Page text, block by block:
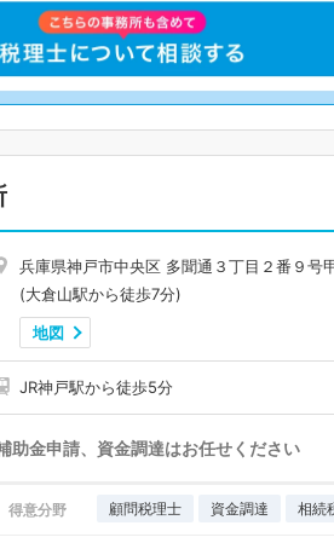
兵庫県神戸市中央区 多聞通３丁目２番９号
(大倉山駅から徒歩7分)
地図
JR神戸駅から徒歩5分
助金申請、資金調達はお任せください
得意分野 顧問税理士 資金調達 相続